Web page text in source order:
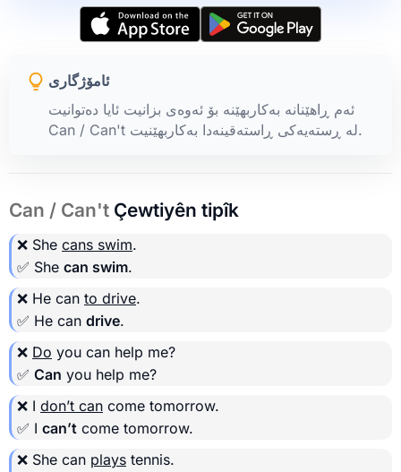
ئامۆژگاری
ئەم ڕاهێنانە بەکاربهێنە بۆ ئەوەی بزانیت ئایا دەتوانیت
Can / Can't لە ڕستەیەکی ڕاستەقینەدا بەکاربهێنیت.
Can / Can't Çewtiyên tipîk
❌ She cans swim.
✅ She can swim.
❌ He can to drive.
✅ He can drive.
❌ Do you can help me?
✅ Can you help me?
❌ I don’t can come tomorrow.
✅ I can’t come tomorrow.
❌ She can plays tennis.